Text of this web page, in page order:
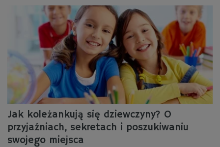
Jak koleżankują się dziewczyny? O
przyjaźniach, sekretach i poszukiwaniu
swojego miejsca